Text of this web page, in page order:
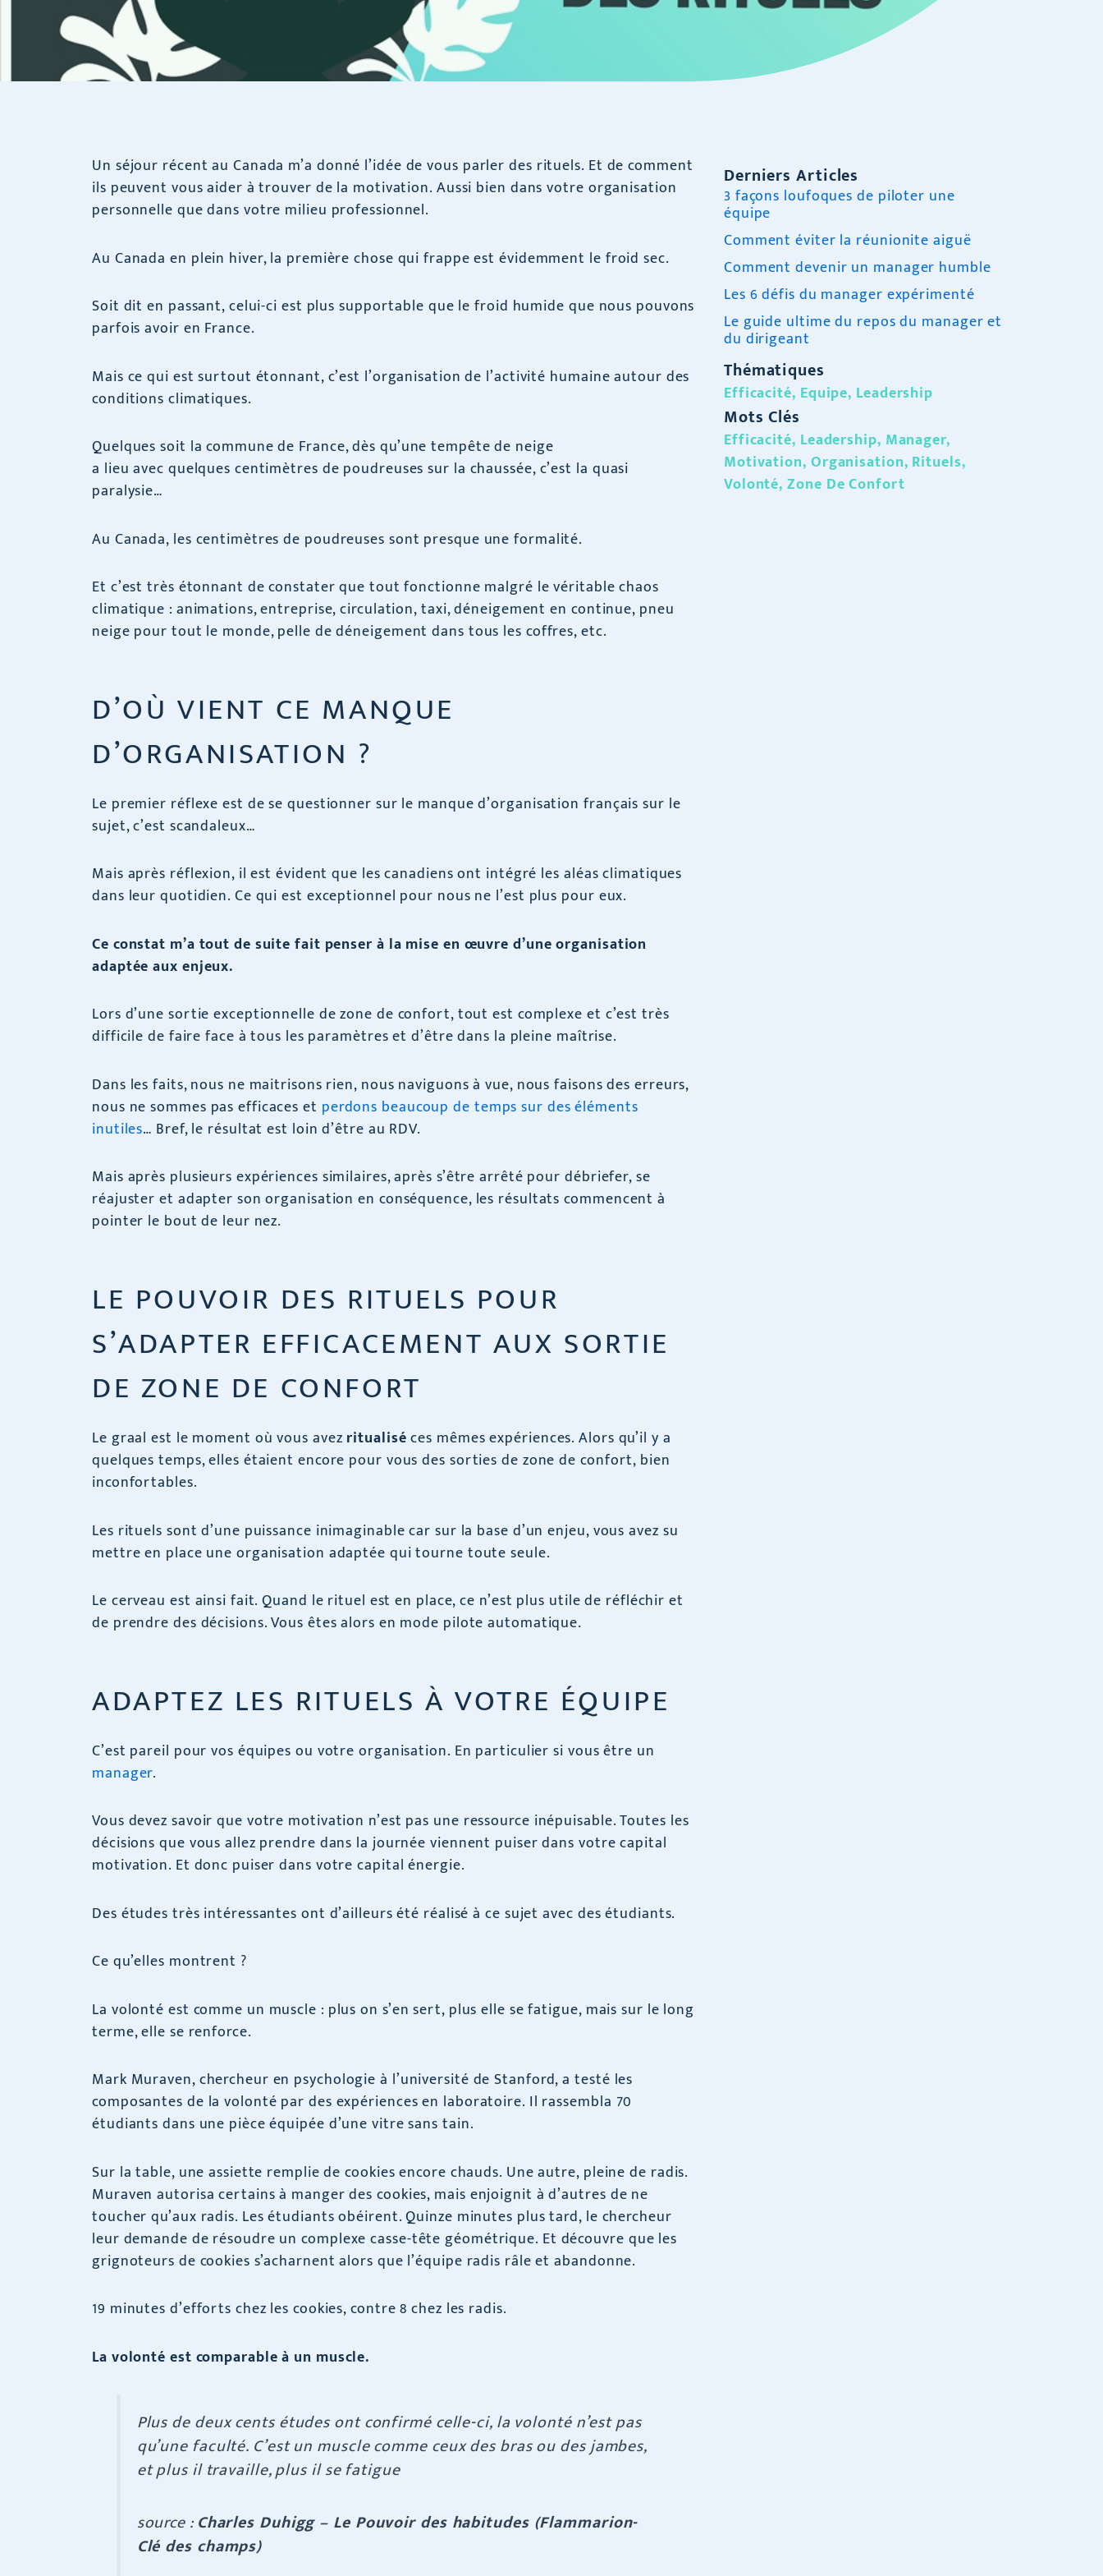
Un séjour récent au Canada m’a donné l’idée de vous parler des rituels. Et de comment
ils peuvent vous aider à trouver de la motivation. Aussi bien dans votre organisation
personnelle que dans votre milieu professionnel.
Au Canada en plein hiver, la première chose qui frappe est évidemment le froid sec.
Soit dit en passant, celui-ci est plus supportable que le froid humide que nous pouvons
parfois avoir en France.
Mais ce qui est surtout étonnant, c’est l’organisation de l’activité humaine autour des
conditions climatiques.
Quelques soit la commune de France, dès qu’une tempête de neige
a lieu avec quelques centimètres de poudreuses sur la chaussée, c’est la quasi
paralysie…
Au Canada, les centimètres de poudreuses sont presque une formalité.
Et c’est très étonnant de constater que tout fonctionne malgré le véritable chaos
climatique : animations, entreprise, circulation, taxi, déneigement en continue, pneu
neige pour tout le monde, pelle de déneigement dans tous les coffres, etc.
D’OÙ VIENT CE MANQUE
D’ORGANISATION ?
Le premier réflexe est de se questionner sur le manque d’organisation français sur le
sujet, c’est scandaleux…
Mais après réflexion, il est évident que les canadiens ont intégré les aléas climatiques
dans leur quotidien. Ce qui est exceptionnel pour nous ne l’est plus pour eux.
Ce constat m’a tout de suite fait penser à la mise en œuvre d’une organisation
adaptée aux enjeux.
Lors d’une sortie exceptionnelle de zone de confort, tout est complexe et c’est très
difficile de faire face à tous les paramètres et d’être dans la pleine maîtrise.
Dans les faits, nous ne maitrisons rien, nous naviguons à vue, nous faisons des erreurs,
nous ne sommes pas efficaces et perdons beaucoup de temps sur des éléments
inutiles… Bref, le résultat est loin d’être au RDV.
Mais après plusieurs expériences similaires, après s’être arrêté pour débriefer, se
réajuster et adapter son organisation en conséquence, les résultats commencent à
pointer le bout de leur nez.
LE POUVOIR DES RITUELS POUR
S’ADAPTER EFFICACEMENT AUX SORTIE
DE ZONE DE CONFORT
Le graal est le moment où vous avez ritualiséces mêmes expériences. Alors qu’il y a
quelques temps, elles étaient encore pour vous des sorties de zone de confort, bien
inconfortables.
Les rituels sont d’une puissance inimaginable car sur la base d’un enjeu, vous avez su
mettre en place une organisation adaptée qui tourne toute seule.
Le cerveau est ainsi fait. Quand le rituel est en place, ce n’est plus utile de réfléchir et
de prendre des décisions. Vous êtes alors en mode pilote automatique.
ADAPTEZ LES RITUELS À VOTRE ÉQUIPE
C’est pareil pour vos équipes ou votre organisation. En particulier si vous être un
manager.
Vous devez savoir que votre motivation n’est pas une ressource inépuisable. Toutes les
décisions que vous allez prendre dans la journée viennent puiser dans votre capital
motivation. Et donc puiser dans votre capital énergie.
Des études très intéressantes ont d’ailleurs été réalisé à ce sujet avec des étudiants.
Ce qu’elles montrent ?
La volonté est comme un muscle : plus on s’en sert, plus elle se fatigue, mais sur le long
terme, elle se renforce.
Mark Muraven, chercheur en psychologie à l’université de Stanford, a testé les
composantes de la volonté par des expériences en laboratoire. Il rassembla 70
étudiants dans une pièce équipée d’une vitre sans tain.
Sur la table, une assiette remplie de cookies encore chauds. Une autre, pleine de radis.
Muraven autorisa certains à manger des cookies, mais enjoignit à d’autres de ne
toucher qu’aux radis. Les étudiants obéirent. Quinze minutes plus tard, le chercheur
leur demande de résoudre un complexe casse-tête géométrique. Et découvre que les
grignoteurs de cookies s’acharnent alors que l’équipe radis râle et abandonne.
19 minutes d’efforts chez les cookies, contre 8 chez les radis.
La volonté est comparable à un muscle.
Plus de deux cents études ont confirmé celle-ci, la volonté n’est pas
qu’une faculté. C’est un muscle comme ceux des bras ou des jambes,
et plus il travaille, plus il se fatigue
source :Charles Duhigg – Le Pouvoir des habitudes (Flammarion-
Clé des champs)
Derniers Articles
3 façons loufoques de piloter une
équipe
Comment éviter la réunionite aiguë
Comment devenir un manager humble
Les 6 défis du manager expérimenté
Le guide ultime du repos du manager et
du dirigeant
Thématiques
Efficacité, Equipe, Leadership
Mots Clés
Efficacité, Leadership, Manager,
Motivation, Organisation, Rituels,
Volonté,Zone De Confort